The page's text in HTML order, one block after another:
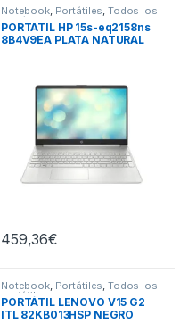
Notebook, Portátiles Todos los
portátiles
PORTATIL HP 15s-eq2158ns
8B4V9EA PLATA NATURAL
459,36€
Notebook, Portátiles, Todos los
portátiles
PORTÁTIL LENOVO V15 G2
ITL 82KB013HSP NEGRO